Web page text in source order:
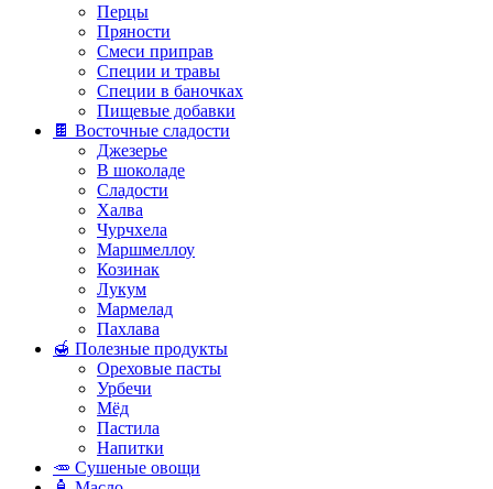
Перцы
Пряности
Смеси приправ
Специи и травы
Специи в баночках
Пищевые добавки
🍫 Восточные сладости
Джезерье
В шоколаде
Сладости
Халва
Чурчхела
Маршмеллоу
Козинак
Лукум
Мармелад
Пахлава
🍯 Полезные продукты
Ореховые пасты
Урбечи
Мёд
Пастила
Напитки
🥕 Сушеные овощи